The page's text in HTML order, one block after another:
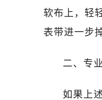
软布上，轻
表带进一步
二、专
如果上